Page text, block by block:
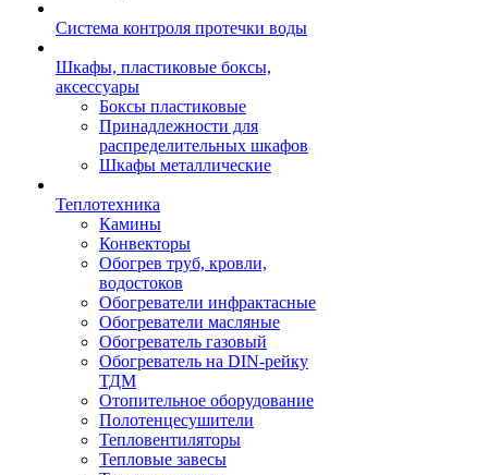
Система контроля протечки воды
Шкафы, пластиковые боксы,
аксессуары
Боксы пластиковые
Принадлежности для
распределительных шкафов
Шкафы металлические
Теплотехника
Камины
Конвекторы
Обогрев труб, кровли,
водостоков
Обогреватели инфрактасные
Обогреватели масляные
Обогреватель газовый
Обогреватель на DIN-рейку
ТДМ
Отопительное оборудование
Полотенцесушители
Тепловентиляторы
Тепловые завесы